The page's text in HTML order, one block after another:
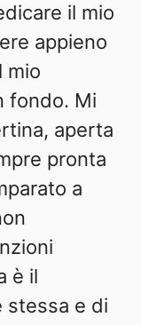
il mio
appieno
mio
fondo. Mi
aperta
pronta
a
è il
stessa e di